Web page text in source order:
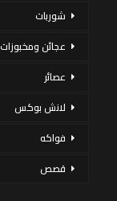
شوربات
عجائن ومخبوزات
عصائر
لانش بوكس
فواكه
قصص